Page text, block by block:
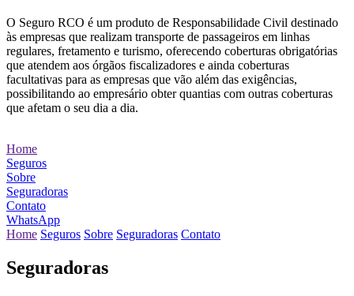
O Seguro RCO é um produto de Responsabilidade Civil destinado
às empresas que realizam transporte de passageiros em linhas
regulares, fretamento e turismo, oferecendo coberturas obrigatórias
que atendem aos órgãos fiscalizadores e ainda coberturas
facultativas para as empresas que vão além das exigências,
possibilitando ao empresário obter quantias com outras coberturas
que afetam o seu dia a dia.
Home
Seguros
Sobre
Seguradoras
Contato
WhatsApp
Home Seguros Sobre Seguradoras Contato
Seguradoras